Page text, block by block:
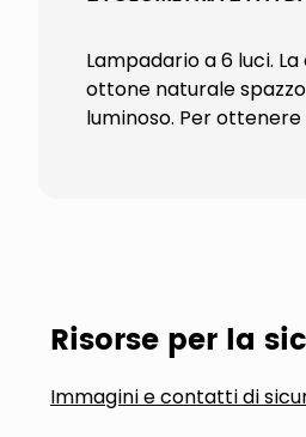
Lampadario a 6 luci.
ottone naturale
luminoso. Per
Risorse per la
Immagini e contatti di